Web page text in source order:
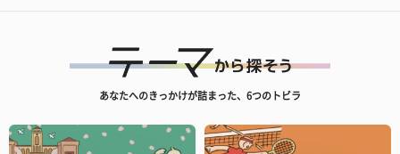
あなたへのきっかけが詰まった、6つのトビラ